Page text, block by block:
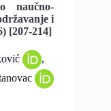
naučno-
i
[207-214]
,